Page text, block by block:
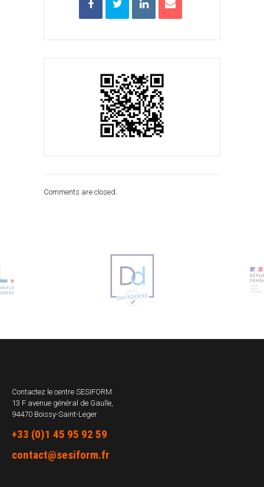
Comments are closed.
Contactez le centre SESIFORM
13 F avenue général de Gaulle,
94470 Boissy-Saint-Leger
+33 (0)1 45 95 92 59
contact@sesiform.fr